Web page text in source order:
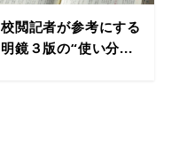
校閲記者が参考にする
明鏡３版の“使い分...